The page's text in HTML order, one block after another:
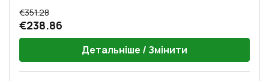
€351.28
€238.86
Детальніше / Змінити